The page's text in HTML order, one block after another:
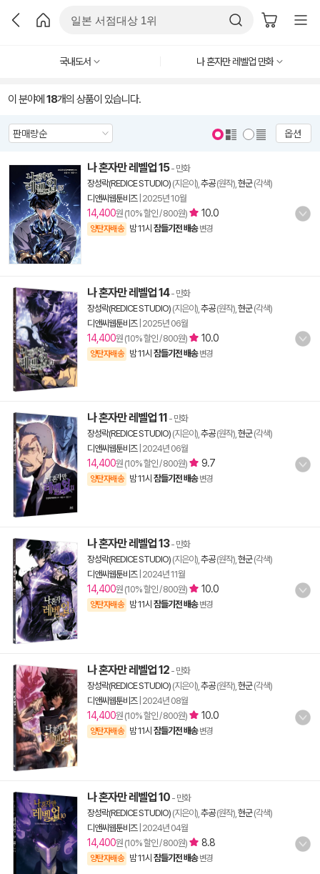
국내도서 나 혼자만 레벨업 만화
이 분야에 18개의 상품이 있습니다.
옵션
나 혼자만 레벨업 15- 만화
장성락(REDICE STUDIO) (지은이), 추공(원작), 현군(각색)
디앤씨웹툰비즈| 2025년 10월
14,400원 (10% 할인 / 800원) 10.0
양탄자배송 밤 11시 잠들기전 배송 변경
나 혼자만 레벨업 14- 만화
장성락(REDICE STUDIO) (지은이), 추공(원작), 현군(각색)
디앤씨웹툰비즈| 2025년 06월
14,400원 (10% 할인 / 800원) 10.0
양탄자배송 밤 11시 잠들기전 배송 변경
나 혼자만 레벨업 11 - 만화
장성락(REDICE STUDIO) (지은이), 추공(원작), 현군(각색)
디앤씨웹툰비즈| 2024년 06월
14,400원 (10% 할인 / 800원) 9.7
양탄자배송 밤 11시 잠들기전 배송 변경
나 혼자만 레벨업 13- 만화
장성락(REDICE STUDIO) (지은이), 추공(원작), 현군(각색)
디앤씨웹툰비즈| 2024년 11월
14,400원 (10% 할인 / 800원) 10.0
양탄자배송 밤 11시 잠들기전 배송 변경
나 혼자만 레벨업 12 - 만화
장성락(REDICE STUDIO) (지은이), 추공(원작), 현군(각색)
디앤씨웹툰비즈| 2024년 08월
14,400원 (10% 할인 / 800원) 10.0
양탄자배송 밤 11시 잠들기전 배송 변경
나 혼자만 레벨업 10 - 만화
장성락(REDICE STUDIO) (지은이), 추공(원작), 현군(각색)
디앤씨웹툰비즈| 2024년 04월
14,400원 (10% 할인 / 800원) 8.8
양탄자배송 밤 11시 잠들기전 배송 변경